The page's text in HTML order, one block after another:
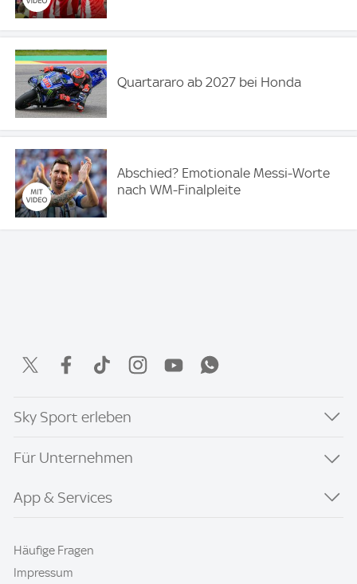
Quartararo ab 2027 bei Honda
Abschied? Emotionale Messi-Worte
nach WM-Finalpleite
Sky Sport erleben
Für Unternehmen
App & Services
Häufige Fragen
Impressum